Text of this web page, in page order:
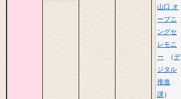
山口 オ
ープニ
ングセ
レモニ
ー
デ
ジタル
推進
課